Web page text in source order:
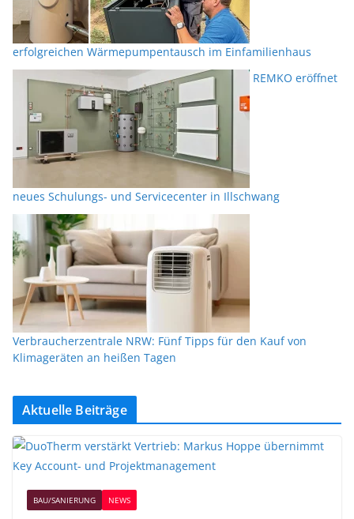
erfolgreichen Wärmepumpentausch im Einfamilienhaus
REMKO eröffnet
neues Schulungs- und Servicecenter in Illschwang
Verbraucherzentrale NRW: Fünf Tipps für den Kauf von
Klimageräten an heißen Tagen
Aktuelle Beiträge
BAU/SANIERUNG NEWS